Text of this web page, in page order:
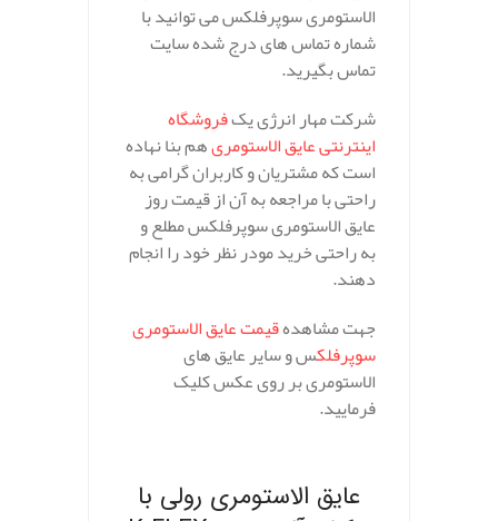
الاستومری سوپرفلکس می توانید با
شماره تماس های درج شده سایت
تماس بگیرید.
شرکت مهار انرژی یکفروشگاه
اینترنتی عایق الاستومریهم بنا نهاده
است که مشتریان و کاربران گرامی به
راحتی با مراجعه به آن از قیمت روز
عایق الاستومری سوپرفلکس مطلع و
به راحتی خرید مودر نظر خود را انجام
دهند.
جهت مشاهدهقیمت عایق الاستومری
سوپرفلکس و سایر عایق های
الاستومری بر روی عکس کلیک
فرمایید.
عایق الاستومری رولی با